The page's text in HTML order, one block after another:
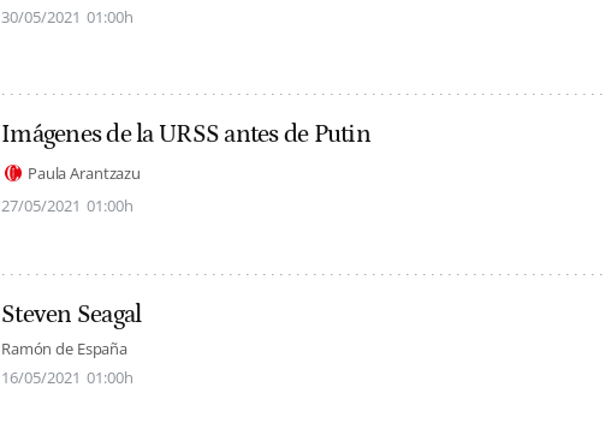
30/05/2021 01:00h
Imágenes de la URSS antes de Putin
Paula Arantzazu
27/05/2021 01:00h
Steven Seagal
Ramón de España
16/05/2021 01:00h